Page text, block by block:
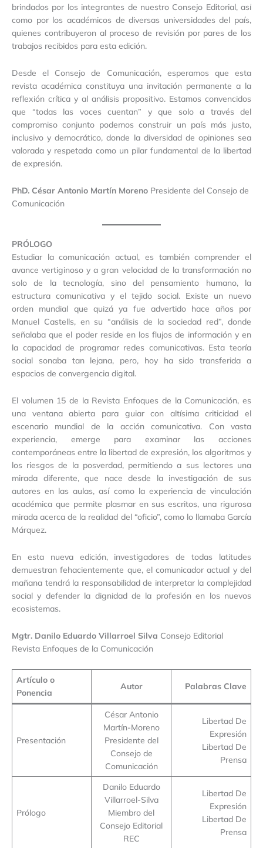
brindados por los integrantes de nuestro Consejo Editorial, así
como por los académicos de diversas universidades del país,
quienes contribuyeron al proceso de revisión por pares de los
trabajos recibidos para esta edición.
Desde el Consejo de Comunicación, esperamos que esta
revista académica constituya una invitación permanente a la
reflexión crítica y al análisis propositivo. Estamos convencidos
que “todas las voces cuentan” y que solo a través del
compromiso conjunto podemos construir un país más justo,
inclusivo y democrático, donde la diversidad de opiniones sea
valorada y respetada como un pilar fundamental de la libertad
de expresión.
PhD. César Antonio Martín Moreno Presidente del Consejo de
Comunicación
PRÓLOGO
Estudiar la comunicación actual, es también comprender el
avance vertiginoso y a gran velocidad de la transformación no
solo de la tecnología, sino del pensamiento humano, la
estructura comunicativa y el tejido social. Existe un nuevo
orden mundial que quizá ya fue advertido hace años por
Manuel Castells, en su “análisis de la sociedad red”, donde
señalaba que el poder reside en los flujos de información y en
la capacidad de programar redes comunicativas. Esta teoría
social sonaba tan lejana, pero, hoy ha sido transferida a
espacios de convergencia digital.
El volumen 15 de la Revista Enfoques de la Comunicación, es
una ventana abierta para guiar con altísima criticidad el
escenario mundial de la acción comunicativa. Con vasta
experiencia, emerge para examinar las acciones
contemporáneas entre la libertad de expresión, los algoritmos y
los riesgos de la posverdad, permitiendo a sus lectores una
mirada diferente, que nace desde la investigación de sus
autores en las aulas, así como la experiencia de vinculación
académica que permite plasmar en sus escritos, una rigurosa
mirada acerca de la realidad del “oficio”, como lo llamaba García
Márquez.
En esta nueva edición, investigadores de todas latitudes
demuestran fehacientemente que, el comunicador actual y del
mañana tendrá la responsabilidad de interpretar la complejidad
social y defender la dignidad de la profesión en los nuevos
ecosistemas.
Mgtr. Danilo Eduardo Villarroel Silva Consejo Editorial
Revista Enfoques de la Comunicación
Artículo o
Ponencia
Autor Palabras Clave
Presentación
César Antonio
Martín-Moreno
Presidente del
Consejo de
Comunicación
Libertad De
Expresión
Libertad De
Prensa
Prólogo
Danilo Eduardo
Villarroel-Silva
Miembro del
Consejo Editorial
REC
Libertad De
Expresión
Libertad De
Prensa